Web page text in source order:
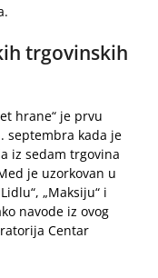
trgovinskih
hrane“ je prvu
septembra kada je
iz sedam trgovina
je uzorkovan u
„Maksiju“ i
navode iz ovog
Centar